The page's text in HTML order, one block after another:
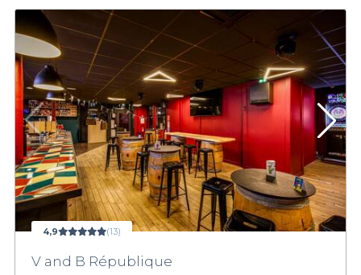
4,9 (13)
V and B République